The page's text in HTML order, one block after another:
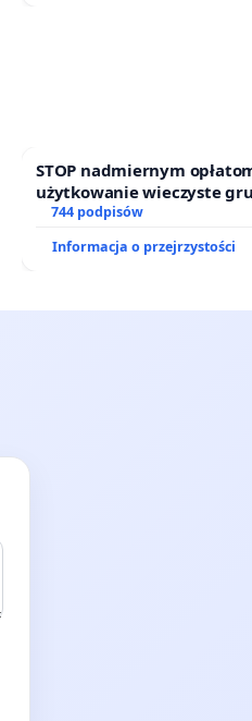
STOP nadmiernym
użytkowanie wieczyste
zajmowanych przez
744 podpisów
Informacja o przejrzystości